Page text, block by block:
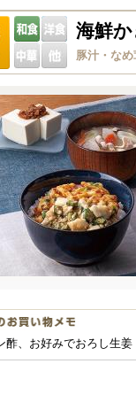
海鮮
豚汁・な
酢、お好みでおろし生姜